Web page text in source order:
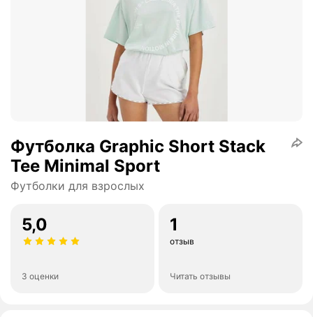
Футболка Graphic Short Stack
Tee Minimal Sport
Футболки для взрослых
5,0
3 оценки
1
отзыв
Читать отзывы